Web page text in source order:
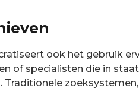
ook het gebruik
of specialisten die in